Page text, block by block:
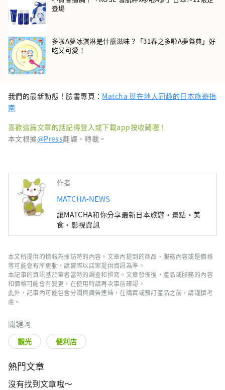
登場
多啦A夢冰淇淋是什麼滋味？「31春之多啦A夢祭典」好
吃又可愛！
我們的最新動態！臉書專頁： Matcha 與在地人同趣的日本旅遊指
南
喜歡這篇文章的話記得登入或下載app按收藏喔！
本文根據@Press翻譯、轉載。
作者
MATCHA-NEWS
讓MATCHA和你分享最新日本旅遊・景點・美
食・影視資訊
本文所提供的情報為採訪時的內容。文章內提到的商品、服務內容或是價格
等可能會有所更動，請實際以店家提供資訊為準。
本記事的資訊基於筆者當時的調查和撰寫。文章發佈後，產品或服務的內容
和價格可能會有變更，在使用時請再次事前確認。
此外，記事內可能包含分潤與廣告連結，在購買或預訂產品之前，請謹慎考
慮。
關鍵詞
觀光 便利店
熱門文章
沒有找到文章哦～